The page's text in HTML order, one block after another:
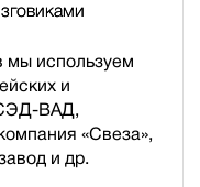
мы используем
и
СЭД-ВАД,
«Свеза»,
и др.